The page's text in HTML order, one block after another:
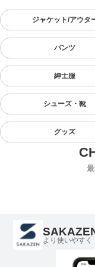
ジャケット/アウタ
パンツ
紳士服
シューズ・靴
グッズ
より使いやすく